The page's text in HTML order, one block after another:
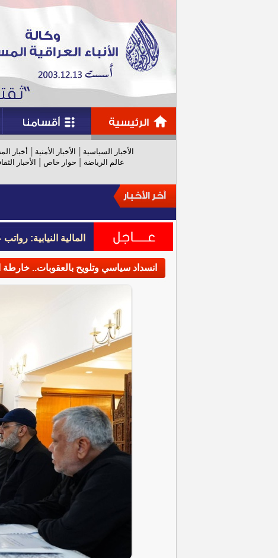
الأخبار السياسية الأخبار الأمنية أخبار
عالم الرياضة
حوار خاص الأخبار
المالية النيابية: رواتب عام 2026
المالية النيابية: رواتب عام 2026
انسداد سياسي وتلويح بالعقوبات.. خارطة